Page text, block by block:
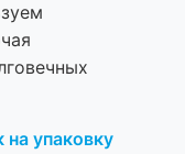
на упаковку